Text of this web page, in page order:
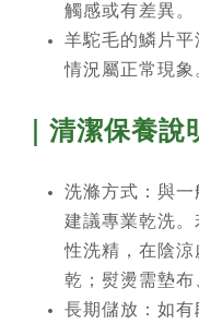
觸感或有差異。
羊駝毛的鱗片
情況屬正常現象
｜清潔保養說
洗滌方式：與一
建議專業乾洗
性洗精，在陰
乾；熨燙需墊布
長期儲放：如